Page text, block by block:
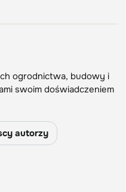
ogrodnictwa, budowy i
swoim doświadczeniem
autorzy